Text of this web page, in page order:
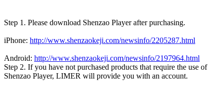
Step 1. Please download Shenzao Player after purchasing.
iPhone: http://www.shenzaokeji.com/newsinfo/2205287.html
Android: http://www.shenzaokeji.com/newsinfo/2197964.html
Step 2. If you have not purchased products that require the use of
Shenzao Player, LIMER will provide you with an account.